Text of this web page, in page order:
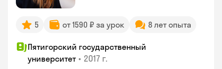
5 от 1590 ₽ за урок 8 лет опыта
Пятигорский государственный
университет • 2017 г.